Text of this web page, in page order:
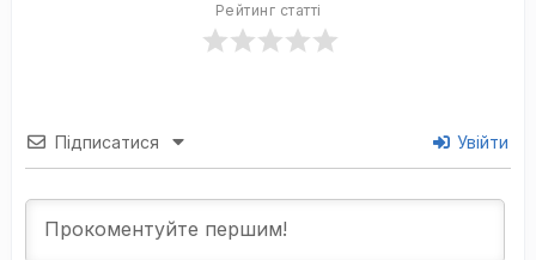
Рейтинг статті
Підписатися Увійти